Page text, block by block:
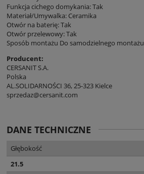
Funkcja cichego domykania: Tak
Materiał/Umywalka: Ceramika
Otwór na baterię: Tak
Otwór przelewowy: Tak
Sposób montażu Do samodzielnego montażu
Producent:
CERSANIT S.A.
Polska
AL.SOLIDARNOŚCI 36, 25-323 Kielce
sprzedaz@cersanit.com
DANE TECHNICZNE
Głębokość
21.5